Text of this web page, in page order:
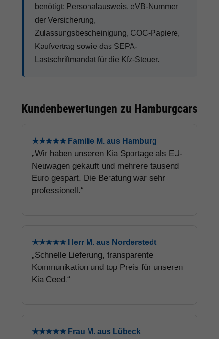
benötigt: Personalausweis, eVB-Nummer
der Versicherung,
Zulassungsbescheinigung, COC-Papiere,
Kaufvertrag sowie das SEPA-
Lastschriftmandat für die Kfz-Steuer.
Kundenbewertungen zu Hamburgcars
★★★★★ Familie M. aus Hamburg
„Wir haben unseren Kia Sportage als EU-
Neuwagen gekauft und mehrere tausend
Euro gespart. Die Beratung war sehr
professionell.“
★★★★★ Herr M. aus Norderstedt
„Schnelle Lieferung, transparente
Kommunikation und top Preis für unseren
Kia Ceed.“
★★★★★ Frau M. aus Lübeck